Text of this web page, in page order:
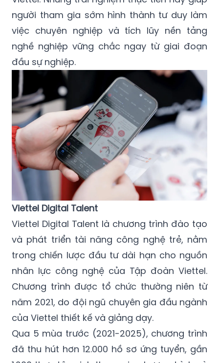
người tham gia sớm hình thành tư duy làm
việc chuyên nghiệp và tích lũy nền tảng
nghề nghiệp vững chắc ngay từ giai đoạn
đầu sự nghiệp.
Viettel Digital Talent
Viettel Digital Talent là chương trình đào tạo
và phát triển tài năng công nghệ trẻ, nằm
trong chiến lược đầu tư dài hạn cho nguồn
nhân lực công nghệ của Tập đoàn Viettel.
Chương trình được tổ chức thường niên từ
năm 2021, do đội ngũ chuyên gia đầu ngành
của Viettel thiết kế và giảng dạy.
Qua 5 mùa trước (2021-2025), chương trình
đã thu hút hơn 12.000 hồ sơ ứng tuyển, gần